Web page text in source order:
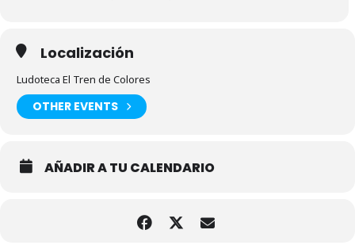
Localización
Ludoteca El Tren de Colores
OTHER EVENTS
AÑADIR A TU CALENDARIO